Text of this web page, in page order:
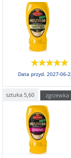
Data przyd.2027-06-
sztuka 5,60 zgrzewka